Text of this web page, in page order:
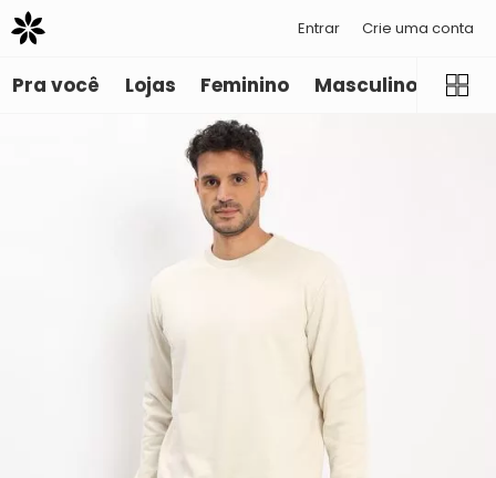
Entrar Crie uma conta
Pra você Lojas Feminino Masculino